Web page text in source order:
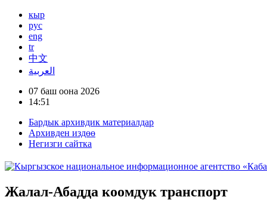
кыр
рус
eng
tr
中文
العربية
07 баш оона 2026
14:51
Бардык архивдик материалдар
Архивден издөө
Негизги сайтка
Жалал-Абадда коомдук транспорт